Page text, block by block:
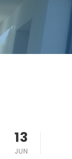
13
JUN